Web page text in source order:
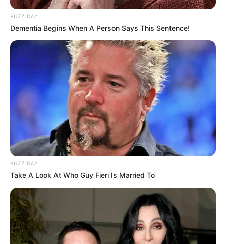
BUZZ DAY
Dementia Begins When A Person Says This Sentence!
BUZZ DAY
Take A Look At Who Guy Fieri Is Married To